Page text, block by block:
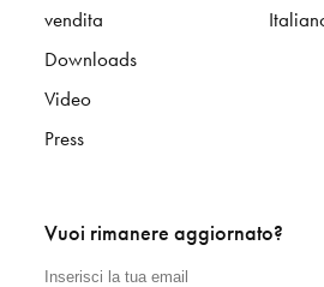
vendita
Downloads
Video
Press
Vuoi rimanere aggiornato?